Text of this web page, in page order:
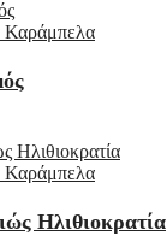
Καράμπελα
Καράμπελα
Ηλιθιοκρατία